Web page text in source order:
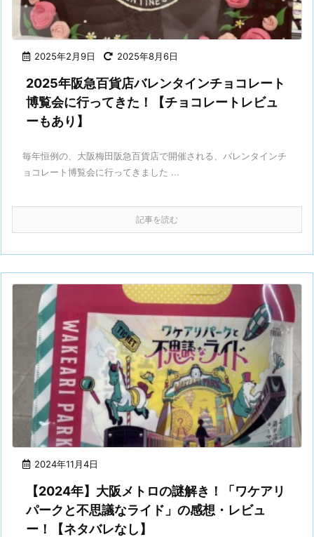
2025年2月9日 2025年8月6日
2025年阪急百貨店バレンタインチョコレート
博覧会に行ってきた！【チョコレートレビュ
ーもあり】
毎年恒例の、大阪梅田阪急百貨店で開催される、バレンタインチ
ョコレート博覧会に行ってきました ...
記事を読む
2024年11月4日
【2024年】大阪メトロの謎解き！「ワケアリ
パークと不思議なライド」の感想・レビュ
ー！【ネタバレなし】